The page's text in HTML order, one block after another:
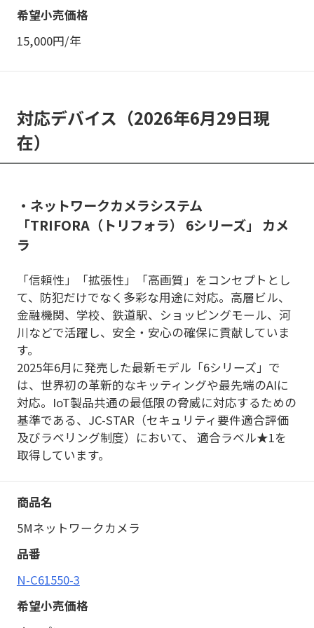
15,000円/年
対応デバイス（2026年6月29日現
在）
・ネットワークカメラシステム
「TRIFORA（トリフォラ） 6シリーズ」 カメ
ラ
「信頼性」「拡張性」「高画質」をコンセプトとし
て、防犯だけでなく多彩な用途に対応。高層ビル、
金融機関、学校、鉄道駅、ショッピングモール、河
川などで活躍し、安全・安心の確保に貢献していま
す。
2025年6月に発売した最新モデル「6シリーズ」で
は、世界初の革新的なキッティングや最先端のAIに
対応。IoT製品共通の最低限の脅威に対応するための
基準である、JC-STAR（セキュリティ要件適合評価
及びラベリング制度）において、 適合ラベル★1を
取得しています。
5Mネットワークカメラ
N-C61550-3